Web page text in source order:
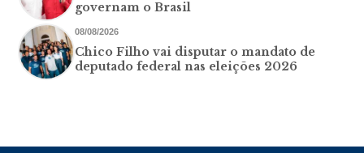
governam o Brasil
08/08/2026
Chico Filho vai disputar o mandato de
deputado federal nas eleições 2026